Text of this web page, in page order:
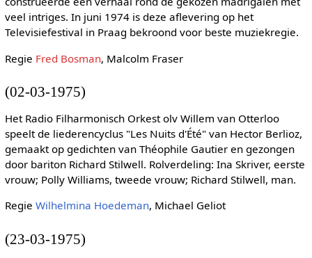
veel intriges. In juni 1974 is deze aflevering op het
Televisiefestival in Praag bekroond voor beste muziekregie.
Regie Fred Bosman, Malcolm Fraser
(02-03-1975)
Het Radio Filharmonisch Orkest olv Willem van Otterloo
speelt de liederencyclus "Les Nuits d'Été" van Hector Berlioz,
gemaakt op gedichten van Théophile Gautier en gezongen
door bariton Richard Stilwell. Rolverdeling: Ina Skriver, eerste
vrouw; Polly Williams, tweede vrouw; Richard Stilwell, man.
Regie Wilhelmina Hoedeman, Michael Geliot
(23-03-1975)